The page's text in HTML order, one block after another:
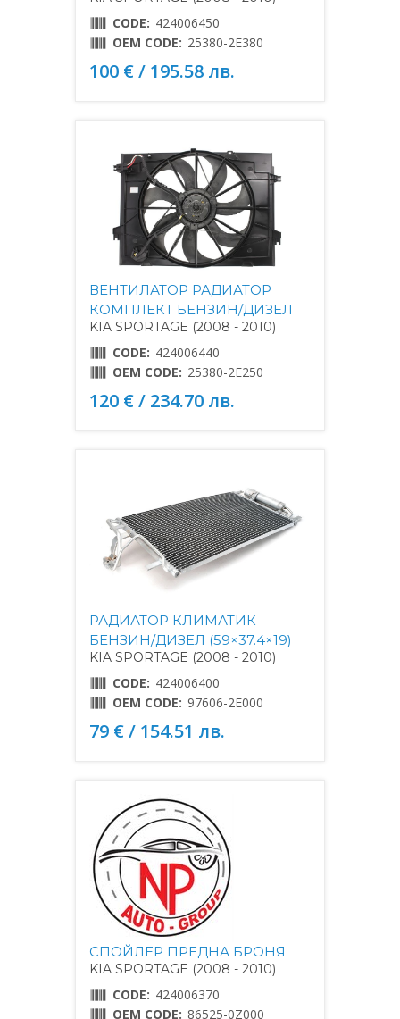
CODE: 424006450
OEM CODE: 25380-2E380
100 € / 195.58 лв.
ВЕНТИЛАТОР РАДИАТОР
КОМПЛЕКТ БЕНЗИН/ДИЗЕЛ
KIA SPORTAGE (2008 - 2010)
CODE: 424006440
OEM CODE: 25380-2E250
120 € / 234.70 лв.
РАДИАТОР КЛИМАТИК
БЕНЗИН/ДИЗЕЛ (59×37.4×19)
KIA SPORTAGE (2008 - 2010)
CODE: 424006400
OEM CODE: 97606-2E000
79 € / 154.51 лв.
СПОЙЛЕР ПРЕДНА БРОНЯ
KIA SPORTAGE (2008 - 2010)
CODE: 424006370
OEM CODE: 86525-0Z000